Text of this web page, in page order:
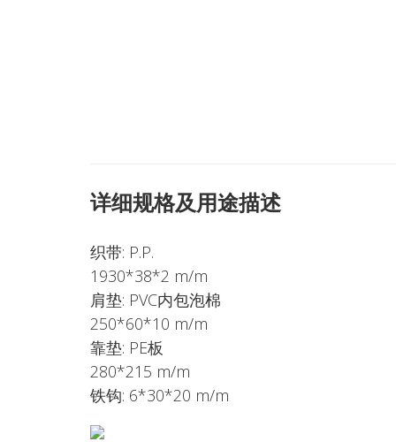
详细规格及用途描述
织带: P.P.
1930*38*2 m/m
肩垫: PVC内包泡棉
250*60*10 m/m
靠垫: PE板
280*215 m/m
铁钩: 6*30*20 m/m